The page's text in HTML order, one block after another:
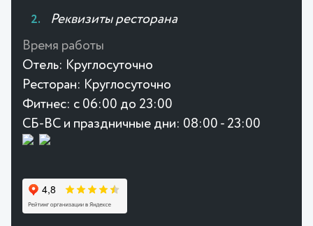
Реквизиты ресторана
Время работы
Отель: Круглосуточно
Ресторан: Круглосуточно
Фитнес: с 06:00 до 23:00
СБ-ВС и праздничные дни: 08:00 - 23:00